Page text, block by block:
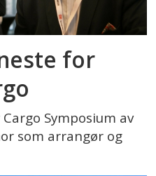
for
Symposium av
som arrangør og